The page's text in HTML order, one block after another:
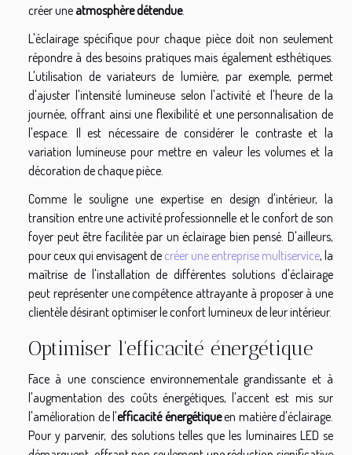
créer une atmosphère détendue.
L'éclairage spécifique pour chaque pièce doit non seulement
répondre à des besoins pratiques mais également esthétiques.
L'utilisation de variateurs de lumière, par exemple, permet
d'ajuster l'intensité lumineuse selon l'activité et l'heure de la
journée, offrant ainsi une flexibilité et une personnalisation de
l'espace. Il est nécessaire de considérer le contraste et la
variation lumineuse pour mettre en valeur les volumes et la
décoration de chaque pièce.
Comme le souligne une expertise en design d'intérieur, la
transition entre une activité professionnelle et le confort de son
foyer peut être facilitée par un éclairage bien pensé. D'ailleurs,
pour ceux qui envisagent de créer une entreprise multiservice, la
maîtrise de l'installation de différentes solutions d'éclairage
peut représenter une compétence attrayante à proposer à une
clientèle désirant optimiser le confort lumineux de leur intérieur.
Optimiser l'efficacité énergétique
Face à une conscience environnementale grandissante et à
l'augmentation des coûts énergétiques, l'accent est mis sur
l'amélioration de l'efficacité énergétiqueen matière d'éclairage.
Pour y parvenir, des solutions telles que les luminaires LED se